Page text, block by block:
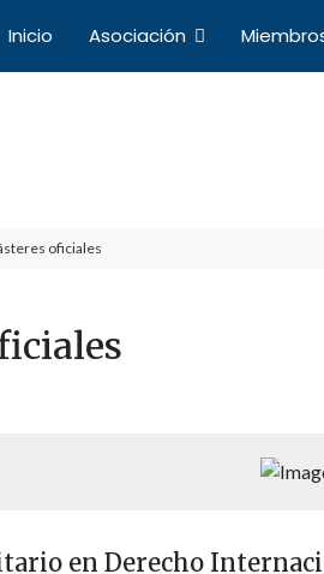
Inicio Asociación
oficiales
en Derecho